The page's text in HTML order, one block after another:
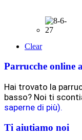
Clear
Parrucche online
Hai trovato la
basso? Noi ti
saperne di più).
Ti aiutiamo noi